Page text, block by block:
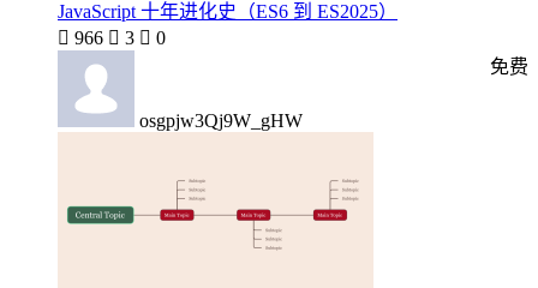
JavaScript 十年进化史（ES6 到 ES2025）
 966  3  0
osgpjw3Qj9W_gHW
免费